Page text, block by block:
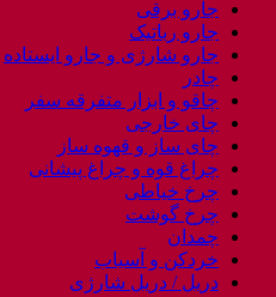
جارو برقی
جارو رباتیک
جارو شارژی و جارو ایستاده
چادر
چاقو و ابزار متفرقه سفر
چای خارجی
چای ساز و قهوه ساز
چراغ قوه و چراغ پیشانی
چرخ خیاطی
چرخ گوشت
چمدان
خردکن و آسیاب
دریل / دریل شارژی